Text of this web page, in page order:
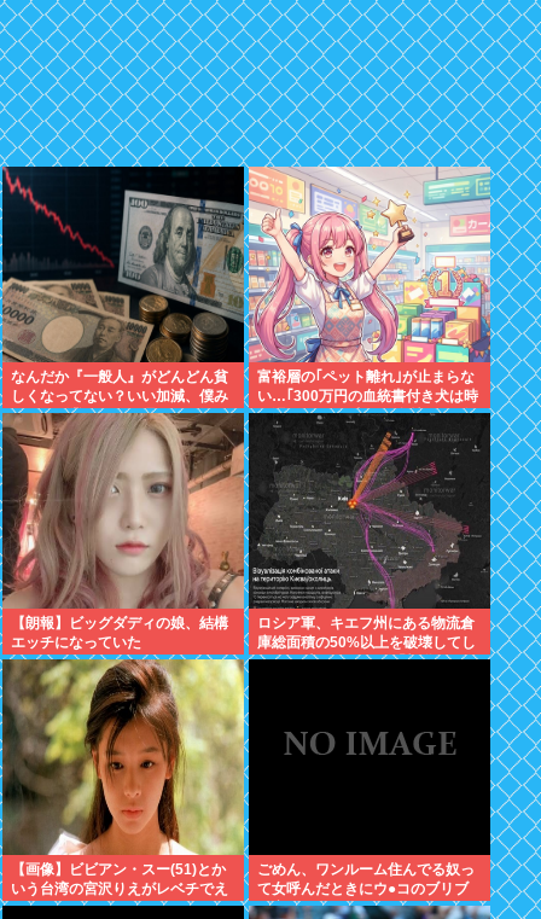
なんだか『一般人』がどんどん貧
しくなってない？いい加減、僕み
たいに副業したら？週に2日休む
時代は終わったんだよ
富裕層の｢ペット離れ｣が止まらな
い…｢300万円の血統書付き犬は時
代遅れ｣という真のお金持ちが"向
かった先"
【朗報】ビッグダディの娘、結構
エッチになっていた
ロシア軍、キエフ州にある物流倉
庫総面積の50%以上を破壊してし
まう 日本のマスコミ「報道しませ
【画像】ビビアン・スー(51)とか
いう台湾の宮沢りえがレベチでえ
っちすぎるｗｗｗ
ごめん、ワンルーム住んでる奴っ
て女呼んだときにウ●コのブリブ
リ音どうしてんの？？